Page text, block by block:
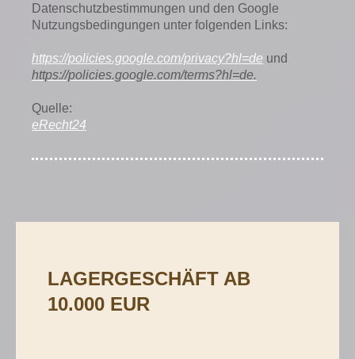
Datenschutzbestimmungen und den Google
Nutzungsbedingungen unter folgenden Links:
https://policies.google.com/privacy?hl=de und
https://policies.google.com/terms?hl=de.
Quelle:
eRecht24
LAGERGESCHÄFT AB
10.000 EUR